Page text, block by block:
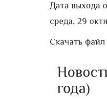
Дата выхода
среда, 29
Скачать
года)